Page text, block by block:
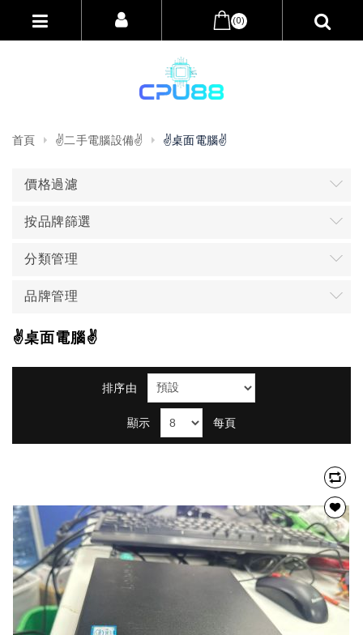
(0)
首頁 ✌️二手電腦設備✌️ ✌️桌面電腦✌️
價格過濾
按品牌篩選
分類管理
品牌管理
✌️桌面電腦✌️
排序由
顯示 每頁